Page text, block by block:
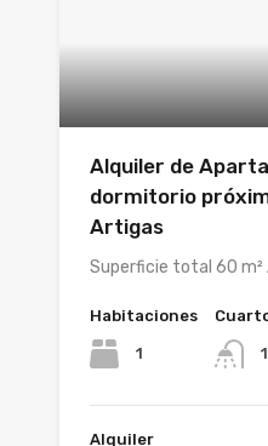
Alquiler de
dormitorio
Artigas
Superficie total 60 m²
Habitaciones
1 1
Alquiler